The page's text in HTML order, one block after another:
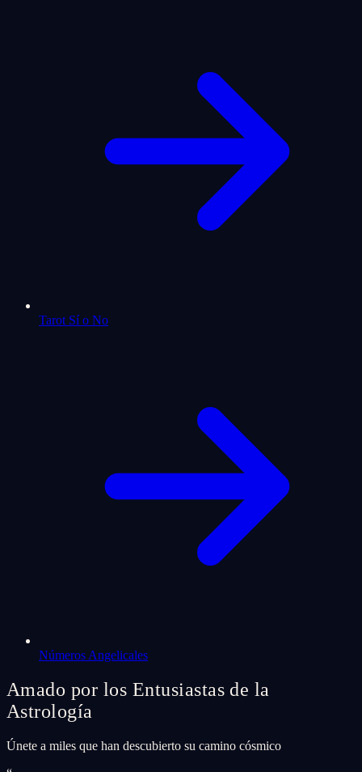
Tarot Sí o No
Números Angelicales
Amado por los Entusiastas de la
Astrología
Únete a miles que han descubierto su camino cósmico